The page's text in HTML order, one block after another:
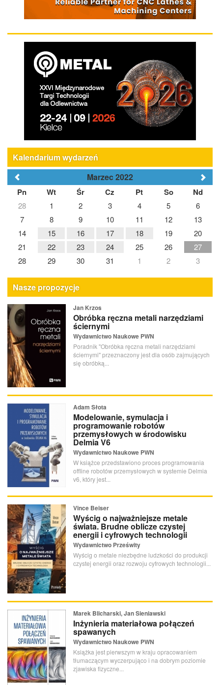
Kalendarium wydarzeń
Marzec 2022
Pn Wt Śr Cz Pt So Nd
28 1 2 3 4 5
6
7
8 9 10 11 12
13
14
15 16 17 18 19
20
21
22 23 24 25 26
27
28
29 30 31 1 2 3
Nasze propozycje
Jan Krzos
Obróbka ręczna metali narzędziami
ściernymi
Wydawnictwo Naukowe PWN
Poradnik "Obróbka ręczna metali narzędziami
ściernymi" przeznaczony jest dla osób zajmujących
się obróbką...
Adam Słota
Modelowanie, symulacja i
programowanie robotów
przemysłowych w środowisku
Delmia V6
Wydawnictwo Naukowe PWN
W książce przedstawiono proces programowania
offline robotów przemysłowych w systemie Delmia
v6, który jest...
Vince Beiser
Wyścig o najważniejsze metale
świata. Brudne oblicze czystej
energii i cyfrowych technologii
Wydawnictwo Prześwity
Wyścig o metale niezbędne ludzkości do produkcji
czystej energii oraz rozwoju cyfrowych technologii...
Marek Blicharski, Jan Sieniawski
Inżynieria materiałowa połączeń
spawanych
Wydawnictwo Naukowe PWN
Książka jest pierwszym w kraju opracowaniem
tłumaczącym wyczerpująco i na dobrym poziomie
zjawiska fizyczne...